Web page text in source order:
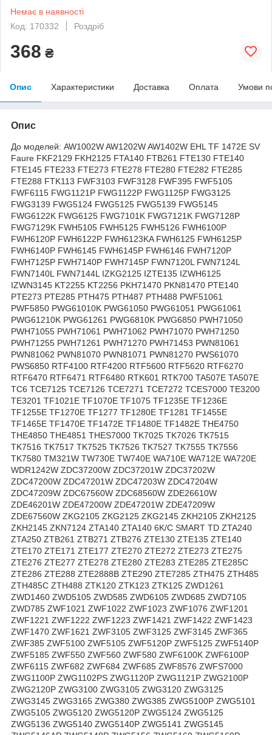
Немає в наявності
Код: 170332
Роздріб
368 ₴
Опис Характеристики Доставка Оплата Умови
Опис
До моделей: AW1002W AW1202W AW1402W EHL TF 1472E SV
Faure FKF2129 FKH2125 FTA140 FTB261 FTE130 FTE140
FTE145 FTE233 FTE273 FTE278 FTE280 FTE282 FTE285
FTE288 FTK113 FWF3103 FWF3128 FWF395 FWF5105
FWF6115 FWG1121P FWG1122P FWG1125P FWG3125
FWG3139 FWG5124 FWG5125 FWG5139 FWG5145
FWG6122K FWG6125 FWG7101K FWG7121K FWG7128P
FWG7129K FWH5105 FWH5125 FWH5126 FWH6100P
FWH6120P FWH6122P FWH6123KA FWH6125 FWH6125P
FWH6140P FWH6145 FWH6145P FWH6146 FWH7120P
FWH7125P FWH7140P FWH7145P FWN7120L FWN7124L
FWN7140L FWN7144L IZKG2125 IZTE135 IZWH6125
IZWN3145 KT2255 KT2256 PKH71470 PKN81470 PTE140
PTE273 PTE285 PTH475 PTH487 PTH488 PWF51061
PWF5850 PWG61010K PWG61050 PWG61051 PWG61061
PWG61210K PWG61261 PWG6810K PWG6850 PWH71050
PWH71055 PWH71061 PWH71062 PWH71070 PWH71250
PWH71255 PWH71261 PWH71270 PWH71453 PWN81061
PWN81062 PWN81070 PWN81071 PWN81270 PWS61070
PWS6850 RTF4100 RTF4200 RTF5600 RTF5620 RTF6270
RTF6470 RTF6471 RTF6480 RTK601 RTK700 TA507E TA507E
TC6 TCE7125 TCE7126 TCE7271 TCE7272 TCES7000 TE3200
TE3201 TF1021E TF1070E TF1075 TF1235E TF1236E
TF1255E TF1270E TF1277 TF1280E TF1281 TF1455E
TF1465E TF1470E TF1472E TF1480E TF1482E THE4750
THE4850 THE4851 THES7000 TK7025 TK7026 TK7515
TK7516 TK7517 TK7525 TK7526 TK7527 TK7555 TK7556
TK7580 TM321W TW730E TW740E WA710E WA712E WA720E
WDR1242W ZDC37200W ZDC37201W ZDC37202W
ZDC47200W ZDC47201W ZDC47203W ZDC47204W
ZDC47209W ZDC67560W ZDC68560W ZDE26610W
ZDE46201W ZDE47200W ZDE47201W ZDE47209W
ZDE67560W ZKG2105 ZKG2125 ZKG2145 ZKH2105 ZKH2125
ZKH2145 ZKN7124 ZTA140 ZTA140 6K/C SMART TD ZTA240
ZTA250 ZTB261 ZTB271 ZTB276 ZTE130 ZTE135 ZTE140
ZTE170 ZTE171 ZTE177 ZTE270 ZTE272 ZTE273 ZTE275
ZTE276 ZTE277 ZTE278 ZTE280 ZTE283 ZTE285 ZTE285C
ZTE286 ZTE288 ZTE2888B ZTE290 ZTE7285 ZTH475 ZTH485
ZTH485C ZTH488 ZTK120 ZTK123 ZTK125 ZWD1261
ZWD1460 ZWD5105 ZWD585 ZWD6105 ZWD685 ZWD7105
ZWD785 ZWF1021 ZWF1022 ZWF1023 ZWF1076 ZWF1201
ZWF1221 ZWF1222 ZWF1223 ZWF1421 ZWF1422 ZWF1423
ZWF1470 ZWF1621 ZWF3105 ZWF3125 ZWF3145 ZWF365
ZWF385 ZWF5100 ZWF5105 ZWF5120P ZWF5125 ZWF5140P
ZWF5185 ZWF550 ZWF560 ZWF580 ZWF6100K ZWF6100P
ZWF6115 ZWF682 ZWF684 ZWF685 ZWF8576 ZWFS7000
ZWG1100P ZWG1102PS ZWG1120P ZWG1121P ZWG2100P
ZWG2120P ZWG3100 ZWG3105 ZWG3120 ZWG3125
ZWG3145 ZWG3165 ZWG380 ZWG385 ZWG5100P ZWG5101
ZWG5105 ZWG5120 ZWG5120P ZWG5124 ZWG5125
ZWG5136 ZWG5140 ZWG5140P ZWG5141 ZWG5145